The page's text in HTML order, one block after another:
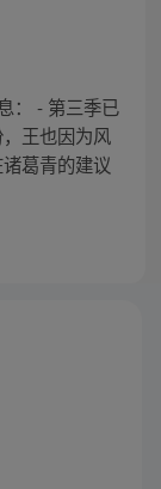
： - 第三季已
王也因为风
葛青的建议